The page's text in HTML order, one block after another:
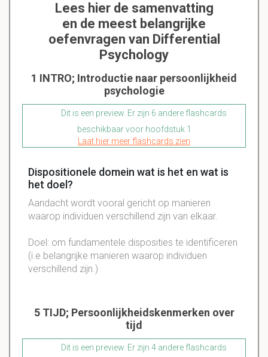
Lees hier de samenvatting
en de meest belangrijke
oefenvragen van Differential
Psychology
1 INTRO; Introductie naar persoonlijkheid
psychologie
Dit is een preview. Er zijn 6 andere flashcards
beschikbaar voor hoofdstuk 1
Laat hier meer flashcards zien
Dispositionele domein wat is het en wat is
het doel?
Aandacht wordt vooral gericht op manieren
waarop individuen verschillend zijn van elkaar.
Doel: om fundamentele disposities te identificeren
(i.e belangrijke manieren waarop individuen
verschillend zijn.)
5 TIJD; Persoonlijkheidskenmerken over
tijd
Dit is een preview. Er zijn 4 andere flashcards